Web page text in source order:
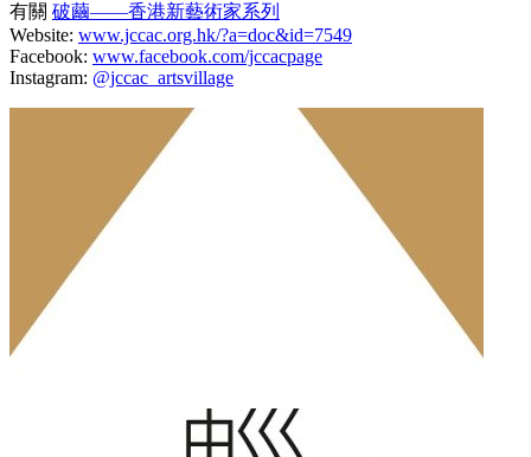
有關 破繭——香港新藝術家系列
Website: www.jccac.org.hk/?a=doc&id=7549
Facebook: www.facebook.com/jccacpage
Instagram: @jccac_artsvillage